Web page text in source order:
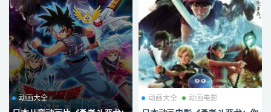
动画大全 动画大全 动画电影